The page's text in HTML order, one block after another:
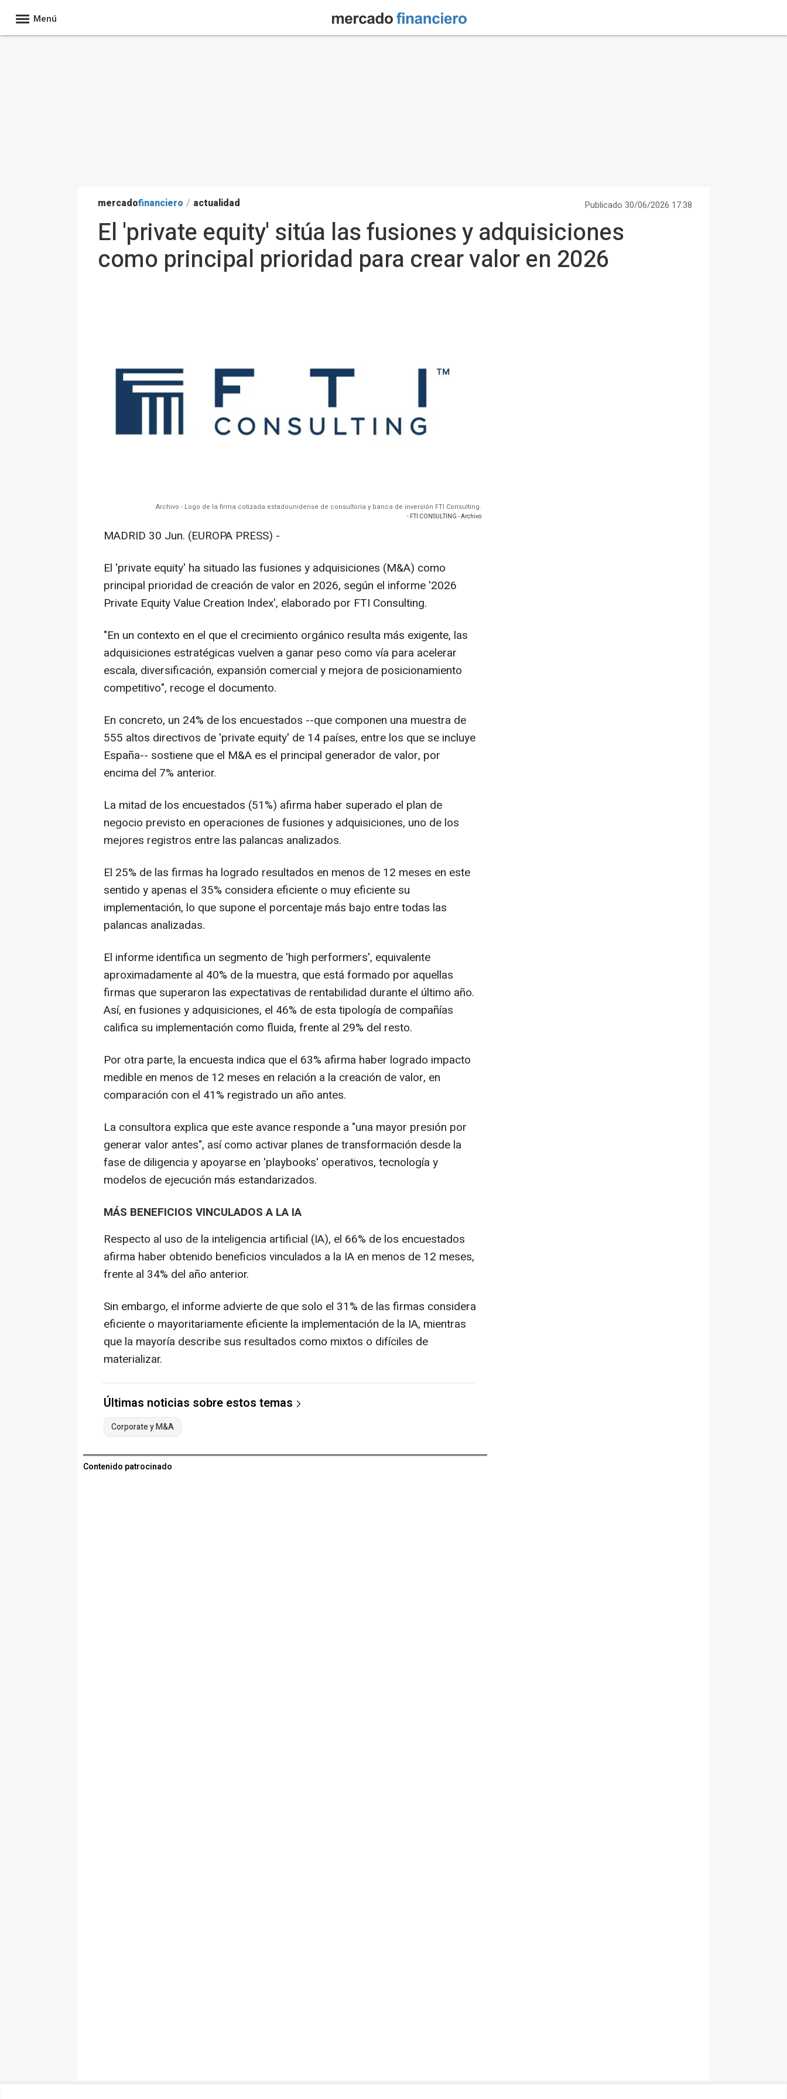
Menú
mercadofinanciero / actualidad Publicado 30/06/2026 17:38
El 'private equity' sitúa las fusiones y adquisiciones
como principal prioridad para crear valor en 2026
Archivo - Logo de la firma cotizada estadounidense de consultoría y banca de inversión FTI Consulting.
- FTI CONSULTING - Archivo
MADRID 30 Jun. (EUROPA PRESS) -
El 'private equity' ha situado las fusiones y adquisiciones (M&A) como
principal prioridad de creación de valor en 2026, según el informe '2026
Private Equity Value Creation Index', elaborado por FTI Consulting.
"En un contexto en el que el crecimiento orgánico resulta más exigente, las
adquisiciones estratégicas vuelven a ganar peso como vía para acelerar
escala, diversificación, expansión comercial y mejora de posicionamiento
competitivo", recoge el documento.
En concreto, un 24% de los encuestados --que componen una muestra de
555 altos directivos de 'private equity' de 14 países, entre los que se incluye
España-- sostiene que el M&A es el principal generador de valor, por
encima del 7% anterior.
La mitad de los encuestados (51%) afirma haber superado el plan de
negocio previsto en operaciones de fusiones y adquisiciones, uno de los
mejores registros entre las palancas analizados.
El 25% de las firmas ha logrado resultados en menos de 12 meses en este
sentido y apenas el 35% considera eficiente o muy eficiente su
implementación, lo que supone el porcentaje más bajo entre todas las
palancas analizadas.
El informe identifica un segmento de 'high performers', equivalente
aproximadamente al 40% de la muestra, que está formado por aquellas
firmas que superaron las expectativas de rentabilidad durante el último año.
Así, en fusiones y adquisiciones, el 46% de esta tipología de compañías
califica su implementación como fluida, frente al 29% del resto.
Por otra parte, la encuesta indica que el 63% afirma haber logrado impacto
medible en menos de 12 meses en relación a la creación de valor, en
comparación con el 41% registrado un año antes.
La consultora explica que este avance responde a "una mayor presión por
generar valor antes", así como activar planes de transformación desde la
fase de diligencia y apoyarse en 'playbooks' operativos, tecnología y
modelos de ejecución más estandarizados.
MÁS BENEFICIOS VINCULADOS A LA IA
Respecto al uso de la inteligencia artificial (IA), el 66% de los encuestados
afirma haber obtenido beneficios vinculados a la IA en menos de 12 meses,
frente al 34% del año anterior.
Sin embargo, el informe advierte de que solo el 31% de las firmas considera
eficiente o mayoritariamente eficiente la implementación de la IA, mientras
que la mayoría describe sus resultados como mixtos o difíciles de
materializar.
Últimas noticias sobre estos temas
Corporate y M&A
Contenido patrocinado